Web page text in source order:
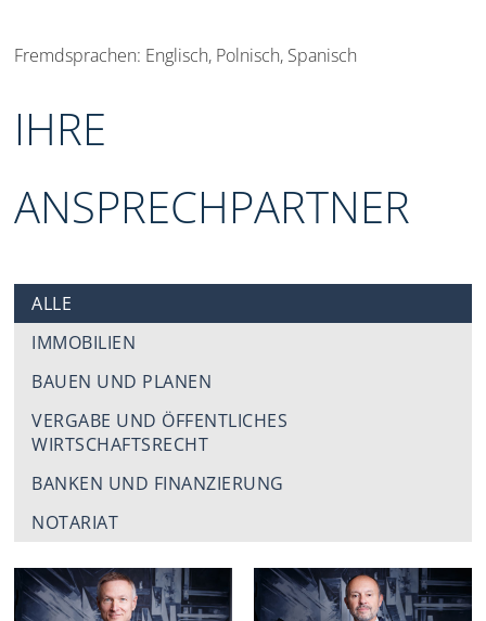
Fremdsprachen: Englisch, Polnisch, Spanisch
IHRE
ANSPRECHPARTNER
ALLE
IMMOBILIEN
BAUEN UND PLANEN
VERGABE UND ÖFFENTLICHES
WIRTSCHAFTSRECHT
BANKEN UND FINANZIERUNG
NOTARIAT